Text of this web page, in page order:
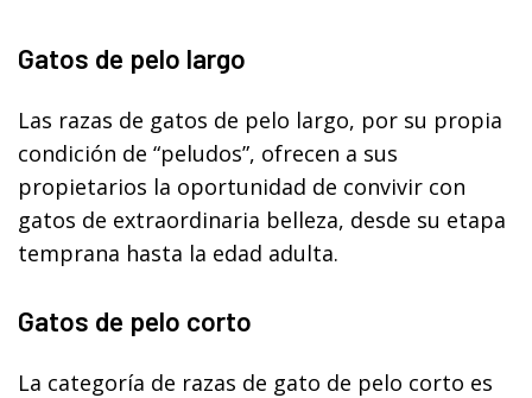
Gatos de pelo largo
Las razas de gatos de pelo largo, por su propia
condición de “peludos”, ofrecen a sus
propietarios la oportunidad de convivir con
gatos de extraordinaria belleza, desde su etapa
temprana hasta la edad adulta.
Gatos de pelo corto
La categoría de razas de gato de pelo corto es